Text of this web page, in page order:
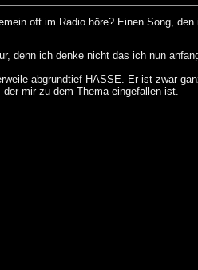
oft im Radio höre? Einen Song,
denn ich denke nicht das ich nun
abgrundtief HASSE. Er ist zwar
mir zu dem Thema eingefallen ist.